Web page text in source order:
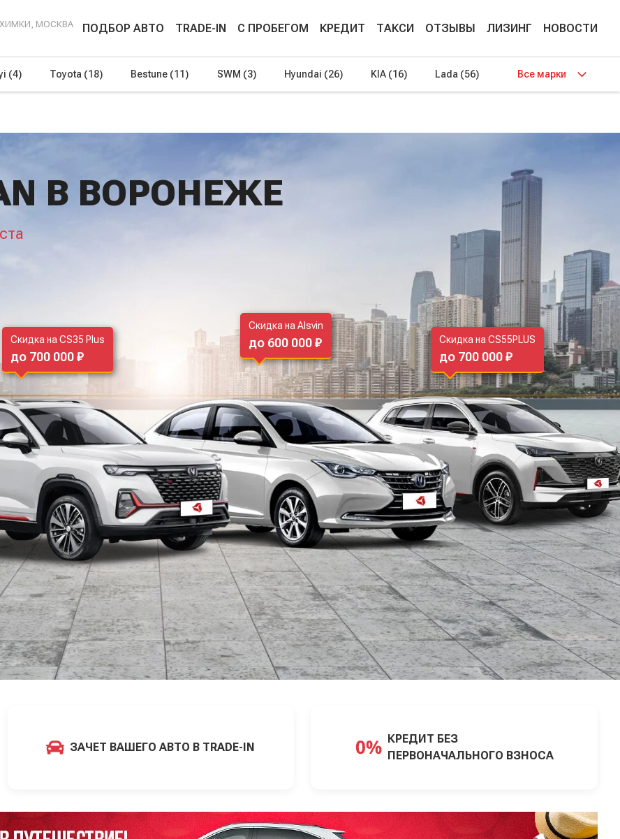
ХИМКИ, МОСКВА
ПОДБОР АВТО TRADE-IN С ПРОБЕГОМ КРЕДИТ ТАКСИ ОТЗЫВЫ ЛИЗИНГ НОВОСТИ
(4) Toyota (18) Bestune (11) SWM (3) Hyundai (26) KIA (16) Lada (56) Все марки
В ВОРОНЕЖЕ
Скидка на CS35 Plus
до 700 000 ₽
Скидка на Alsvin
до 600 000 ₽ Скидка на CS55PLUS
до 700 000 ₽
ЗАЧЕТ ВАШЕГО АВТО В TRADE-IN
КРЕДИТ БЕЗ
ПЕРВОНАЧАЛЬНОГО ВЗНОСА